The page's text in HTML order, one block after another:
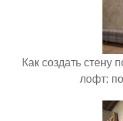
Как создать стену
лофт: